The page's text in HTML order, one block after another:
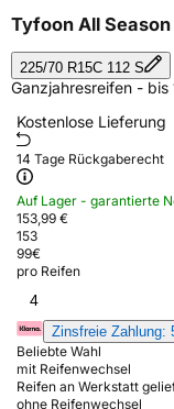
Tyfoon All Season
225/70 R15C 112 S
Ganzjahresreifen -
Kostenlose Lieferung
14 Tage Rückgaberecht
Auf Lager - garantierte
153,99 €
153
99€
pro Reifen
4
Zinsfreie Zahlung:
Beliebte Wahl
mit Reifenwechsel
Reifen an Werkstatt
ohne Reifenwechsel